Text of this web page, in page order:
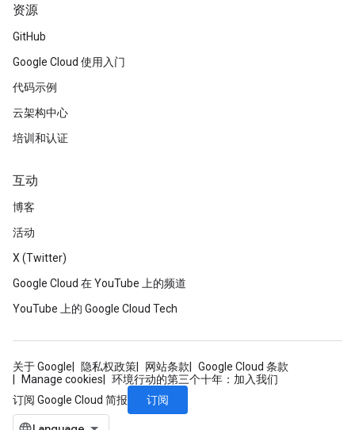
资源
GitHub
Google Cloud 使用入门
代码示例
云架构中心
培训和认证
互动
博客
活动
X (Twitter)
Google Cloud 在 YouTube 上的频道
YouTube 上的 Google Cloud Tech
关于 Google 隐私权政策 网站条款
Google Cloud 条款
Manage cookies
环境行动的第三个十年：加入我们
订阅 Google Cloud 简报
订阅